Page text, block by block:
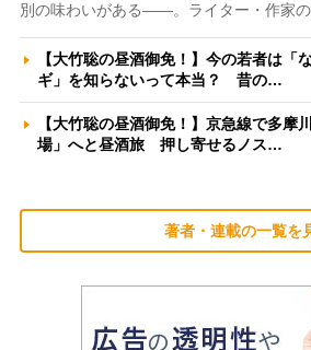
別の味わいがある――。ライター・作家
【大竹聡の昼酒御免！】今の若者は「
ギ」を知らないって本当？ 昔の…
【大竹聡の昼酒御免！】京急線で多摩
場」へと昼酒旅 押し寄せるノス…
著者・連載の一覧を